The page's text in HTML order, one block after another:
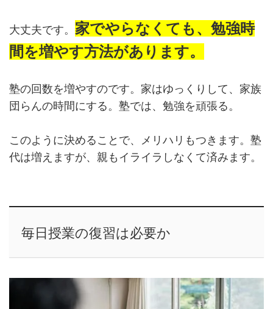
大丈夫です。 家でやらなくても、勉強時
間を増やす方法があります。
塾の回数を増やすのです。家はゆっくりして、家族
団らんの時間にする。塾では、勉強を頑張る。
このように決めることで、メリハリもつきます。塾
代は増えますが、親もイライラしなくて済みます。
毎日授業の復習は必要か